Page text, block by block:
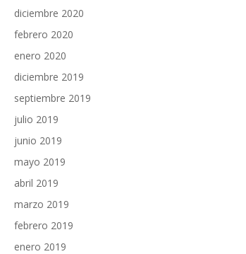
diciembre 2020
febrero 2020
enero 2020
diciembre 2019
septiembre 2019
julio 2019
junio 2019
mayo 2019
abril 2019
marzo 2019
febrero 2019
enero 2019